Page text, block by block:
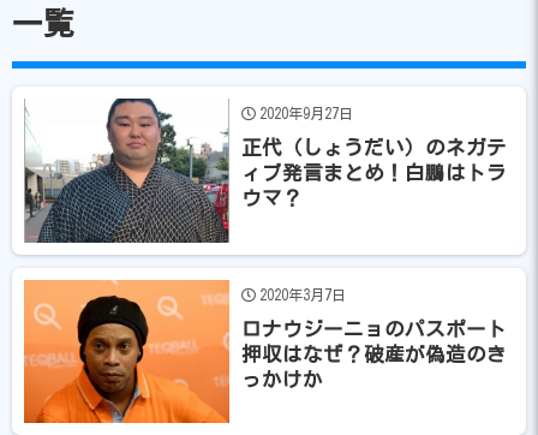
一覧
2020年9月27日
正代（しょうだい）のネガテ
ィブ発言まとめ！白鵬はトラ
ウマ？
2020年3月7日
ロナウジーニョのパスポート
押収はなぜ？破産が偽造のき
っかけか